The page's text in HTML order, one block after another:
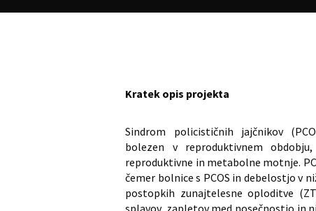
Kratek opis projekta
Sindrom policističnih jajčnikov
bolezen v reproduktivnem
reproduktivne in metabolne motnje.
čemer bolnice s PCOS in debelostjo v
postopkih zunajtelesne oploditve